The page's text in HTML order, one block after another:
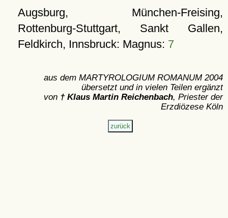
Augsburg, München-Freising,
Rottenburg-Stuttgart, Sankt Gallen,
Feldkirch, Innsbruck: Magnus: 7
aus dem MARTYROLOGIUM ROMANUM 2004
übersetzt und in vielen Teilen ergänzt
von † Klaus Martin Reichenbach, Priester der
Erzdiözese Köln